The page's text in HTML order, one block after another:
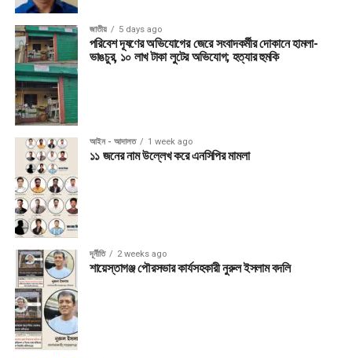
জাতীয় 5 days ago
পরিবেশ দূষণের অভিযোগের জেরে সংবাদকর্মীর দোকানে হামলা-
ভাঙচুর, ১০ লাখ টাকা লুটের অভিযোগ; হত্যার হুমকি
আইন - আদালত 1 week ago
১১ জনের নাম উল্লেখ করে এনসিপির মামলা
দূর্নীতি 2 weeks ago
শায়েস্তাগঞ্জ পৌরসভার কার্যসহকারী নুরুল ইসলাম বদলি